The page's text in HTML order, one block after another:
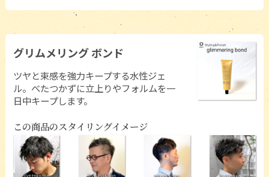
グリムメリング ボンド
ツヤと束感を強力キープする水性ジェ
ル。べたつかずに立上りやフォルムを一
日中キープします。
この商品のスタイリングイメージ